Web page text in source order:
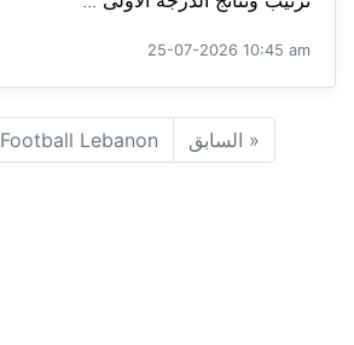
25-07-2026 10:45 am
« السابق Football Lebanon